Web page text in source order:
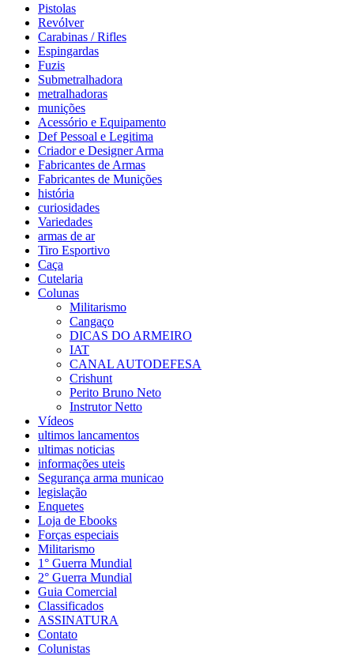
Pistolas
Revólver
Carabinas / Rifles
Espingardas
Fuzis
Submetralhadora
metralhadoras
munições
Acessório e Equipamento
Def Pessoal e Legitima
Criador e Designer Arma
Fabricantes de Armas
Fabricantes de Munições
história
curiosidades
Variedades
armas de ar
Tiro Esportivo
Caça
Cutelaria
Colunas
Militarismo
Cangaço
DICAS DO ARMEIRO
IAT
CANAL AUTODEFESA
Crishunt
Perito Bruno Neto
Instrutor Netto
Vídeos
ultimos lancamentos
ultimas noticias
informações uteis
Segurança arma municao
legislação
Enquetes
Loja de Ebooks
Forças especiais
Militarismo
1° Guerra Mundial
2° Guerra Mundial
Guia Comercial
Classificados
ASSINATURA
Contato
Colunistas